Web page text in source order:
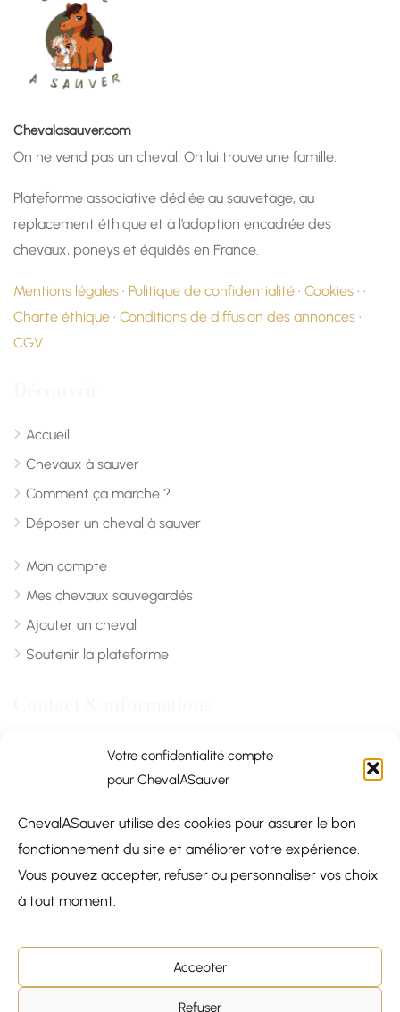
Votre confidentialité compte
pour ChevalASauver
ChevalASauver utilise des cookies pour assurer le bon
fonctionnement du site et améliorer votre expérience.
Vous pouvez accepter, refuser ou personnaliser vos choix
à tout moment.
Accepter
Refuser
Chevalasauver.com
On ne vend pas un cheval. On lui trouve une famille.
Plateforme associative dédiée au sauvetage, au
replacement éthique et à l’adoption encadrée des
chevaux, poneys et équidés en France.
Mentions légales · Politique de confidentialité · Cookies · ·
Charte éthique · Conditions de diffusion des annonces ·
CGV
Accueil
Chevaux à sauver
Comment ça marche ?
Déposer un cheval à sauver
Mon compte
Mes chevaux sauvegardés
Ajouter un cheval
Soutenir la plateforme
Chevalasauver.com
Normandie, France
contact@chevalasauver.com
Communiqué de presse
Chevalasauver.com —
COQUINOU